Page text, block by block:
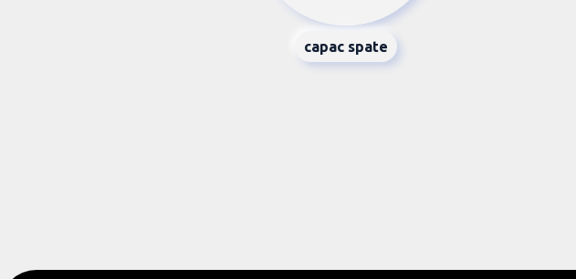
capac spate